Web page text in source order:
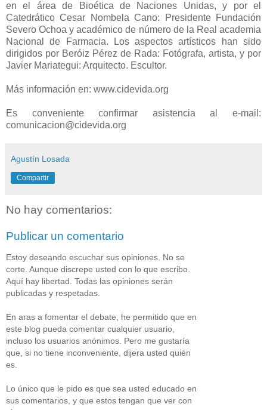
en el área de Bioética de Naciones Unidas, y por el
Catedrático Cesar Nombela Cano: Presidente Fundación
Severo Ochoa y académico de número de la Real academia
Nacional de Farmacia. Los aspectos artísticos han sido
dirigidos por Beróiz Pérez de Rada: Fotógrafa, artista, y por
Javier Mariategui: Arquitecto. Escultor.
Más información en: www.cidevida.org
Es conveniente confirmar asistencia al e-mail:
comunicacion@cidevida.org
Agustín Losada
Compartir
No hay comentarios:
Publicar un comentario
Estoy deseando escuchar sus opiniones. No se
corte. Aunque discrepe usted con lo que escribo.
Aquí hay libertad. Todas las opiniones serán
publicadas y respetadas.
En aras a fomentar el debate, he permitido que en
este blog pueda comentar cualquier usuario,
incluso los usuarios anónimos. Pero me gustaría
que, si no tiene inconveniente, dijera usted quién
es.
Lo único que le pido es que sea usted educado en
sus comentarios, y que estos tengan que ver con